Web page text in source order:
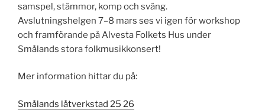
samspel, stämmor, komp och sväng.
Avslutningshelgen 7–8 mars ses vi igen för workshop
och framförande på Alvesta Folkets Hus under
Smålands stora folkmusikkonsert!
Mer information hittar du på:
Smålands låtverkstad 25 26